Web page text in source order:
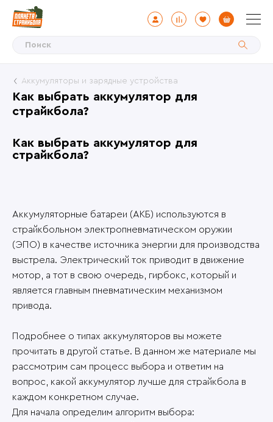
Как выбрать аккумулятор для
страйкбола?
Аккумуляторы и зарядные устройства
Как выбрать аккумулятор для
страйкбола?
Аккумуляторные батареи (АКБ) используются в
страйкбольном электропневматическом оружии
(ЭПО) в качестве источника энергии для производства
выстрела. Электрический ток приводит в движение
мотор, а тот в свою очередь, гирбокс, который и
является главным пневматическим механизмом
привода.
Подробнее о типах аккумуляторов вы можете
прочитать в другой статье. В данном же материале мы
рассмотрим сам процесс выбора и ответим на
вопрос, какой аккумулятор лучше для страйкбола в
каждом конкретном случае.
Для начала определим алгоритм выбора: